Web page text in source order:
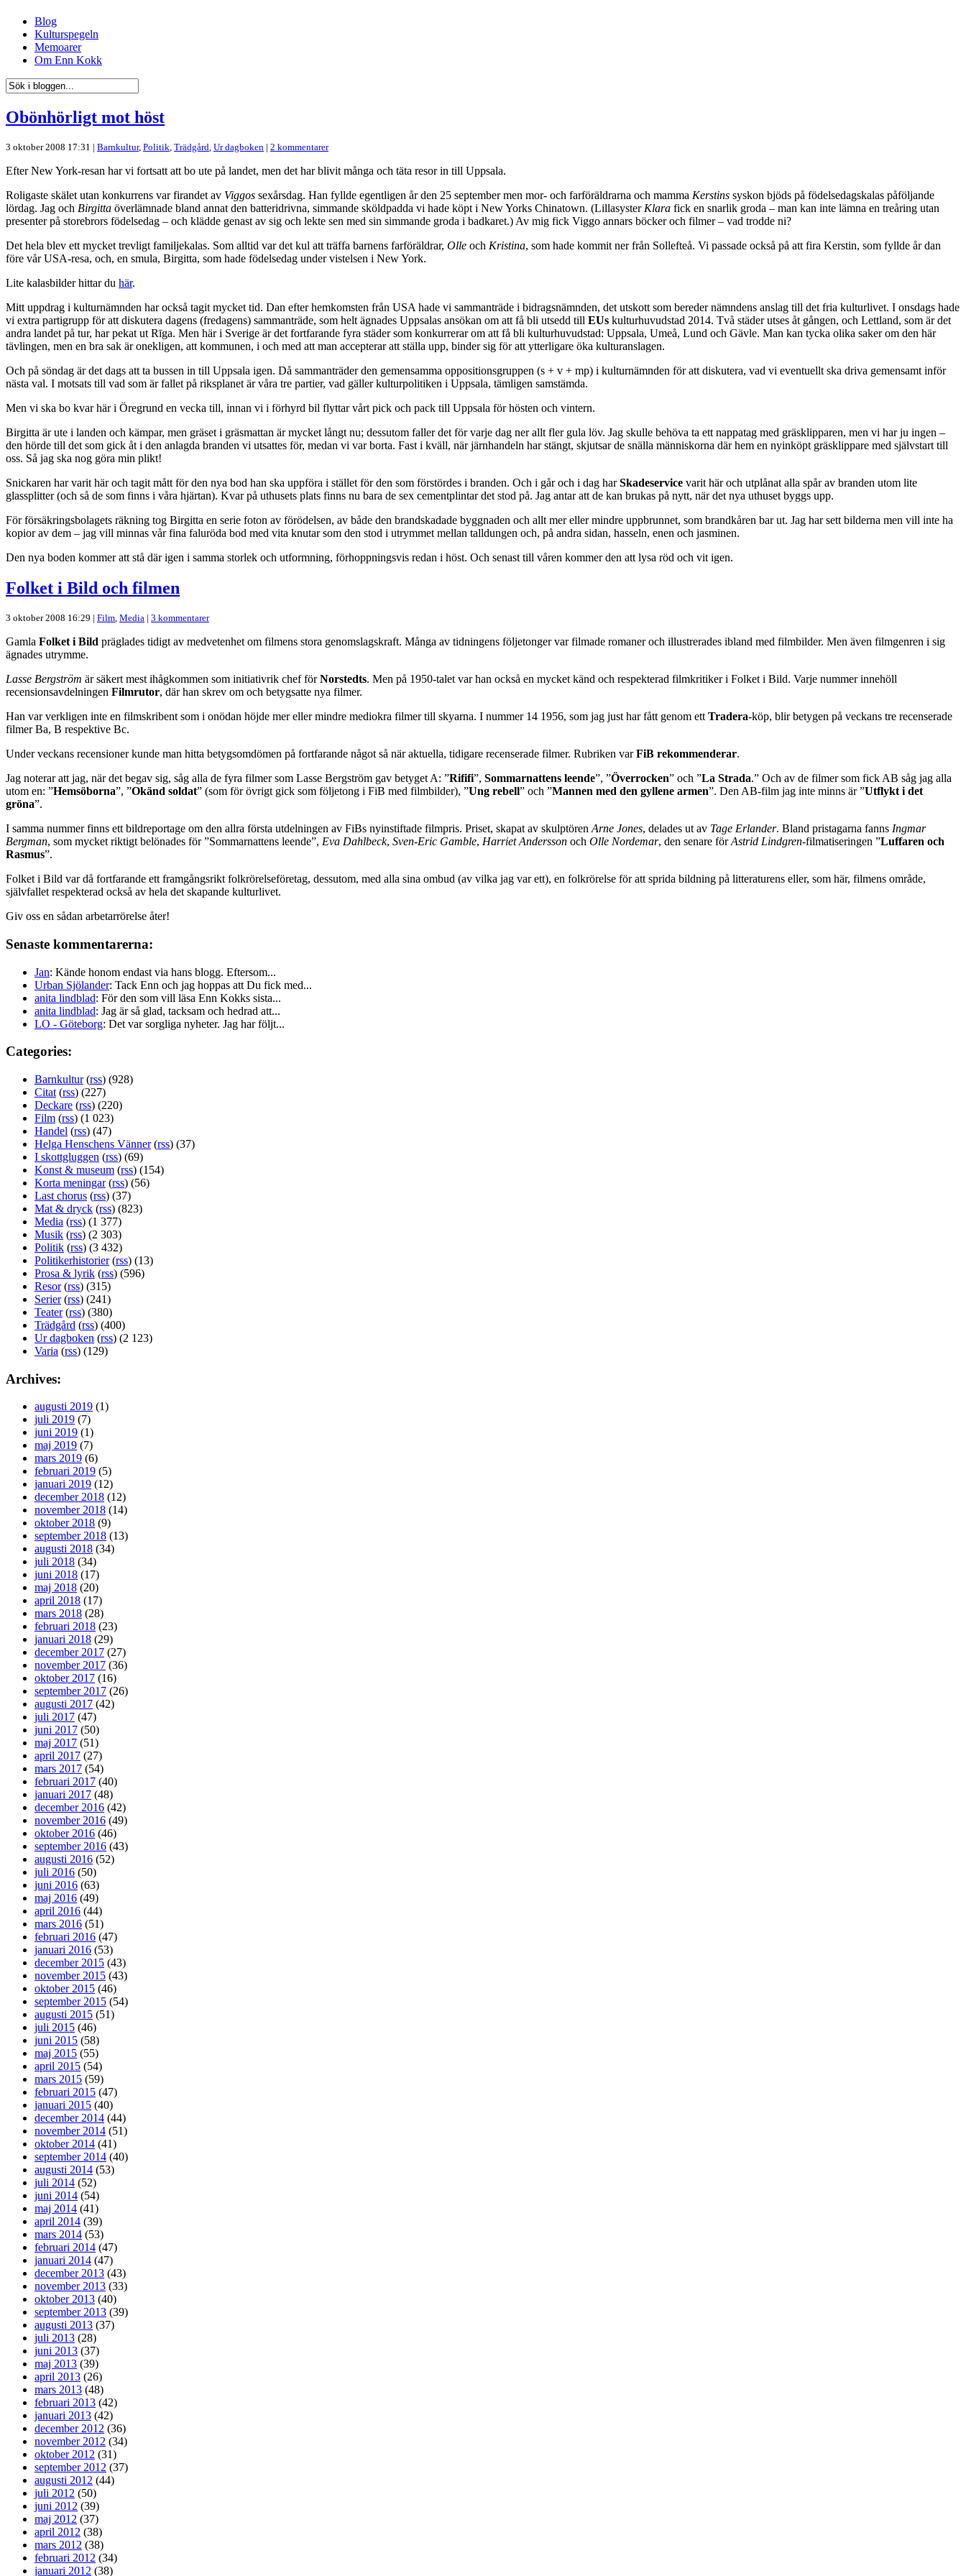
Blog
Kulturspegeln
Memoarer
Om Enn Kokk
Obönhörligt mot höst
3 oktober 2008 17:31 | Barnkultur, Politik, Trädgård, Ur dagboken | 2 kommentarer
Efter New York-resan har vi fortsatt att bo ute på landet, men det har blivit många och täta resor in till Uppsala.
Roligaste skälet utan konkurrens var firandet av Viggos sexårsdag. Han fyllde egentligen år den 25 september men mor- och farföräldrarna och mamma Kerstins syskon bjöds på födelsedagskalas påföljande
lördag. Jag och Birgitta överlämnade bland annat den batteridrivna, simmande sköldpadda vi hade köpt i New Yorks Chinatown. (Lillasyster Klara fick en snarlik groda – man kan inte lämna en treåring utan
presenter på storebrors födelsedag – och klädde genast av sig och lekte sen med sin simmande groda i badkaret.) Av mig fick Viggo annars böcker och filmer – vad trodde ni?
Det hela blev ett mycket trevligt familjekalas. Som alltid var det kul att träffa barnens farföräldrar, Olle och Kristina, som hade kommit ner från Sollefteå. Vi passade också på att fira Kerstin, som fyllde år dan
före vår USA-resa, och, en smula, Birgitta, som hade födelsedag under vistelsen i New York.
Lite kalasbilder hittar du här.
Mitt uppdrag i kulturnämnden har också tagit mycket tid. Dan efter hemkomsten från USA hade vi sammanträde i bidragsnämnden, det utskott som bereder nämndens anslag till det fria kulturlivet. I onsdags hade
vi extra partigrupp för att diskutera dagens (fredagens) sammanträde, som helt ägnades Uppsalas ansökan om att få bli utsedd till EUs kulturhuvudstad 2014. Två städer utses åt gången, och Lettland, som är det
andra landet på tur, har pekat ut Rīga. Men här i Sverige är det fortfarande fyra städer som konkurrerar om att få bli kulturhuvudstad: Uppsala, Umeå, Lund och Gävle. Man kan tycka olika saker om den här
tävlingen, men en bra sak är onekligen, att kommunen, i och med att man accepterar att ställa upp, binder sig för att ytterligare öka kulturanslagen.
Och på söndag är det dags att ta bussen in till Uppsala igen. Då sammanträder den gemensamma oppositionsgruppen (s + v + mp) i kulturnämnden för att diskutera, vad vi eventuellt ska driva gemensamt inför
nästa val. I motsats till vad som är fallet på riksplanet är våra tre partier, vad gäller kulturpolitiken i Uppsala, tämligen samstämda.
Men vi ska bo kvar här i Öregrund en vecka till, innan vi i förhyrd bil flyttar vårt pick och pack till Uppsala för hösten och vintern.
Birgitta är ute i landen och kämpar, men gräset i gräsmattan är mycket långt nu; dessutom faller det för varje dag ner allt fler gula löv. Jag skulle behöva ta ett nappatag med gräsklipparen, men vi har ju ingen –
den hörde till det som gick åt i den anlagda branden vi utsattes för, medan vi var borta. Fast i kväll, när järnhandeln har stängt, skjutsar de snälla människorna där hem en nyinköpt gräsklippare med självstart till
oss. Så jag ska nog göra min plikt!
Snickaren har varit här och tagit mått för den nya bod han ska uppföra i stället för den som förstördes i branden. Och i går och i dag harSkadeservice varit här och utplånat alla spår av branden utom lite
glassplitter (och så de som finns i våra hjärtan). Kvar på uthusets plats finns nu bara de sex cementplintar det stod på. Jag antar att de kan brukas på nytt, när det nya uthuset byggs upp.
För försäkringsbolagets räkning tog Birgitta en serie foton av förödelsen, av både den brandskadade byggnaden och allt mer eller mindre uppbrunnet, som brandkåren bar ut. Jag har sett bilderna men vill inte ha
kopior av dem – jag vill minnas vår fina faluröda bod med vita knutar som den stod i utrymmet mellan talldungen och, på andra sidan, hasseln, enen och jasminen.
Den nya boden kommer att stå där igen i samma storlek och utformning, förhoppningsvis redan i höst. Och senast till våren kommer den att lysa röd och vit igen.
Folket i Bild och filmen
3 oktober 2008 16:29 | Film, Media | 3 kommentarer
Gamla Folket i Bild präglades tidigt av medvetenhet om filmens stora genomslagskraft. Många av tidningens följetonger var filmade romaner och illustrerades ibland med filmbilder. Men även filmgenren i sig
ägnades utrymme.
Lasse Bergström är säkert mest ihågkommen som initiativrik chef förNorstedts. Men på 1950-talet var han också en mycket känd och respekterad filmkritiker i Folket i Bild. Varje nummer innehöll
recensionsavdelningen Filmrutor, där han skrev om och betygsatte nya filmer.
Han var verkligen inte en filmskribent som i onödan höjde mer eller mindre mediokra filmer till skyarna. I nummer 14 1956, som jag just har fått genom ett Tradera-köp, blir betygen på veckans tre recenserade
filmer Ba, B respektive Bc.
Under veckans recensioner kunde man hitta betygsomdömen på fortfarande något så när aktuella, tidigare recenserade filmer. Rubriken varFiB rekommenderar.
Jag noterar att jag, när det begav sig, såg alla de fyra filmer som Lasse Bergström gav betyget A: ”Rififi”, Sommarnattens leende”, ”Överrocken” och ”La Strada.” Och av de filmer som fick AB såg jag alla
utom en: ”Hemsöborna”, ”Okänd soldat” (som för övrigt gick som följetong i FiB med filmbilder), ”Ung rebell” och ”Mannen med den gyllene armen”. Den AB-film jag inte minns är ”Utflykt i det
gröna”.
I samma nummer finns ett bildreportage om den allra första utdelningen av FiBs nyinstiftade filmpris. Priset, skapat av skulptören Arne Jones, delades ut av Tage Erlander. Bland pristagarna fanns Ingmar
Bergman, som mycket riktigt belönades för ”Sommarnattens leende”, Eva Dahlbeck, Sven-Eric Gamble, Harriet Andersson och Olle Nordemar, den senare förAstrid Lindgren-filmatiseringen ”Luffaren och
Rasmus”.
Folket i Bild var då fortfarande ett framgångsrikt folkrörelseföretag, dessutom, med alla sina ombud (av vilka jag var ett), en folkrörelse för att sprida bildning på litteraturens eller, som här, filmens område,
självfallet respekterad också av hela det skapande kulturlivet.
Giv oss en sådan arbetarrörelse åter!
Senaste kommentarerna:
Jan: Kände honom endast via hans blogg. Eftersom...
Urban Sjölander: Tack Enn och jag hoppas att Du fick med...
anita lindblad: För den som vill läsa Enn Kokks sista...
anita lindblad: Jag är så glad, tacksam och hedrad att...
LO - Göteborg: Det var sorgliga nyheter. Jag har följt...
Categories:
Barnkultur(rss) (928)
Citat (rss) (227)
Deckare (rss) (220)
Film (rss) (1 023)
Handel (rss) (47)
Helga Henschens Vänner(rss) (37)
I skottgluggen (rss) (69)
Konst & museum (rss) (154)
Korta meningar(rss) (56)
Last chorus (rss) (37)
Mat & dryck (rss) (823)
Media (rss) (1 377)
Musik (rss) (2 303)
Politik (rss) (3 432)
Politikerhistorier(rss) (13)
Prosa & lyrik (rss) (596)
Resor(rss) (315)
Serier(rss) (241)
Teater(rss) (380)
Trädgård (rss) (400)
Ur dagboken (rss) (2 123)
Varia (rss) (129)
Archives:
augusti 2019 (1)
juli 2019 (7)
juni 2019 (1)
maj 2019 (7)
mars 2019 (6)
februari 2019 (5)
januari 2019 (12)
december 2018 (12)
november 2018 (14)
oktober 2018 (9)
september 2018 (13)
augusti 2018 (34)
juli 2018 (34)
juni 2018 (17)
maj 2018 (20)
april 2018 (17)
mars 2018 (28)
februari 2018 (23)
januari 2018 (29)
december 2017 (27)
november 2017 (36)
oktober 2017 (16)
september 2017 (26)
augusti 2017 (42)
juli 2017 (47)
juni 2017 (50)
maj 2017 (51)
april 2017 (27)
mars 2017 (54)
februari 2017 (40)
januari 2017 (48)
december 2016 (42)
november 2016 (49)
oktober 2016 (46)
september 2016 (43)
augusti 2016 (52)
juli 2016 (50)
juni 2016 (63)
maj 2016 (49)
april 2016 (44)
mars 2016 (51)
februari 2016 (47)
januari 2016 (53)
december 2015 (43)
november 2015 (43)
oktober 2015 (46)
september 2015 (54)
augusti 2015 (51)
juli 2015 (46)
juni 2015 (58)
maj 2015 (55)
april 2015 (54)
mars 2015 (59)
februari 2015 (47)
januari 2015 (40)
december 2014 (44)
november 2014 (51)
oktober 2014 (41)
september 2014 (40)
augusti 2014 (53)
juli 2014 (52)
juni 2014 (54)
maj 2014 (41)
april 2014 (39)
mars 2014 (53)
februari 2014 (47)
januari 2014 (47)
december 2013 (43)
november 2013 (33)
oktober 2013 (40)
september 2013 (39)
augusti 2013 (37)
juli 2013 (28)
juni 2013 (37)
maj 2013 (39)
april 2013 (26)
mars 2013 (48)
februari 2013 (42)
januari 2013 (42)
december 2012 (36)
november 2012 (34)
oktober 2012 (31)
september 2012 (37)
augusti 2012 (44)
juli 2012 (50)
juni 2012 (39)
maj 2012 (37)
april 2012 (38)
mars 2012 (38)
februari 2012 (34)
januari 2012 (38)